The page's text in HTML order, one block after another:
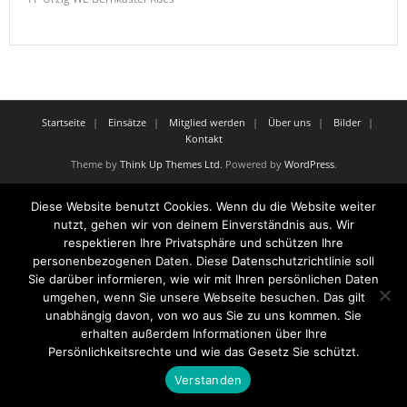
Startseite Einsätze Mitglied werden Über uns
Bilder
Kontakt
Theme by Think Up Themes Ltd. Powered by WordPress.
Diese Website benutzt Cookies. Wenn du die Website weiter
nutzt, gehen wir von deinem Einverständnis aus. Wir
respektieren Ihre Privatsphäre und schützen Ihre
personenbezogenen Daten. Diese Datenschutzrichtlinie soll
Sie darüber informieren, wie wir mit Ihren persönlichen Daten
umgehen, wenn Sie unsere Webseite besuchen. Das gilt
unabhängig davon, von wo aus Sie zu uns kommen. Sie
erhalten außerdem Informationen über Ihre
Persönlichkeitsrechte und wie das Gesetz Sie schützt.
Verstanden